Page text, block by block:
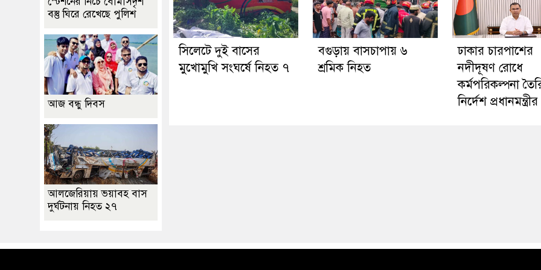
সিলেটে দুই বাসের
মুখোমুখি সংঘর্ষে নিহত ৭
বগুড়ায় বাসচাপায় ৬
শ্রমিক নিহত
ঢাকার চারপাশের
নদীদূষণ রোধে
কর্মপরিকল্পনা
নির্দেশ প্রধানমন্ত্রীর
বস্তু ঘিরে রেখেছে পুলিশ
আজ বন্ধু দিবস
আলজেরিয়ায় ভয়াবহ বাস
দুর্ঘটনায় নিহত ২৭